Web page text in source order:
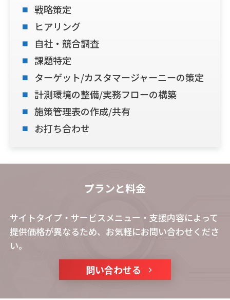
戦略策定
ヒアリング
自社・競合調査
課題特定
ターゲット/カスタマージャーニーの策定
計測環境の整備/実務フローの構築
施策管理表の作成/共有
お打ち合わせ
プランと料金
サイトタイプ・サービスメニュー・支援内容によって
提供価格が異なるため、お気軽にお問い合わせくださ
い。
問い合わせる